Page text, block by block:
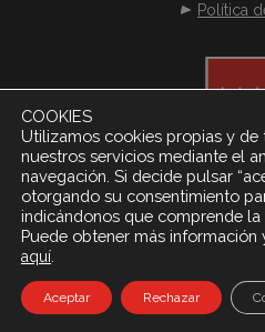
Política
COOKIES
Utilizamos cookies propias y de
nuestros servicios mediante el
navegación. Si decide pulsar
otorgando su consentimiento
indicándonos que comprende la
Puede obtener más
aquí
Aceptar Rechazar